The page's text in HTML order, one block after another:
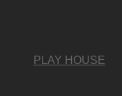
PLAY HOUSE